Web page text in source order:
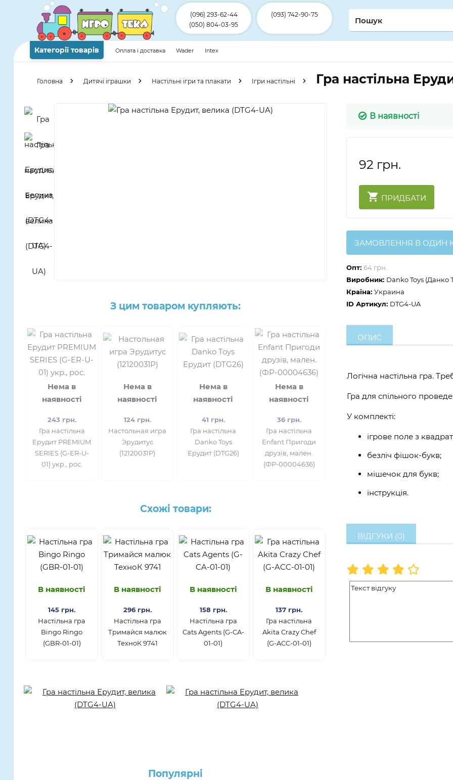
(096) 293-62-44
(050) 804-03-95
(093) 742-90-75
Категорії товарів Оплата і доставка Wader Intex
Головна Дитячі іграшки Настільні ігри та плакати Ігри настільні Гра настільна
З цим товаром купляють:
Нема в
наявності
243 грн.
​Гра настільна
Ерудит PREMIUM
SERIES (G-ER-U-
01) укр., рос.
Нема в
наявності
124 грн.
Настольная игра
Эрудитус
(12120031Р)
Нема в
наявності
41 грн.
Гра настільна
Danko Toys
Ерудит (DTG26)
Нема в
наявності
36 грн.
​Гра настільна
Enfant Пригоди
друзів, мален.
(ФР-00004636)
Схожі товари:
В наявності
145 грн.
Настільна гра
Bingo Ringo
(GBR-01-01)
В наявності
296 грн.
Настільна гра
Тримайся малюк
ТехноК 9741
В наявності
158 грн.
Настільна гра
Cats Agents (G-CA-
01-01)
В наявності
137 грн.
Гра настільна
Akita Crazy Chef
(G-ACC-01-01)
Популярнi
В наявності
92 грн.
ПРИДБАТИ
ЗАМОВЛЕННЯ В ОДИН
Опт: 64 грн.
Виробник: Danko Toys (Данко
Країна: Украина
ID Артикул: DTG4-UA
ОПИС
Логічна настільна гра.
Гра для спільного
У комплекті:
ігрове поле з
безліч фішок-букв;
мішечок для букв;
інструкція.
ВІДГУКИ (0)